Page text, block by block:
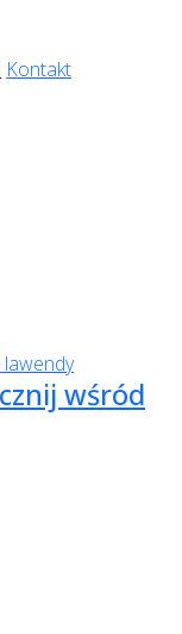
Kontakt
wśród